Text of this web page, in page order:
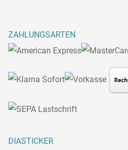
ZAHLUNGSARTEN
DIASTICKER